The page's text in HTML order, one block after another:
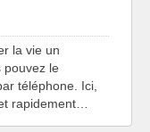
la vie un
pouvez le
téléphone. Ici,
rapidement…